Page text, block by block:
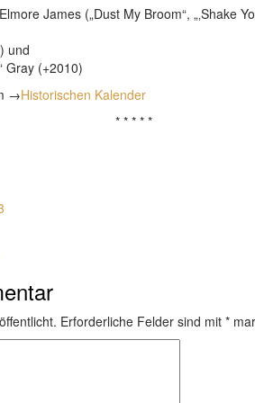
James („Dust My Broom“, „‚Shake
und
Gray (+2010)
→Historischen Kalender
* * * * *
Erforderliche Felder sind mit *